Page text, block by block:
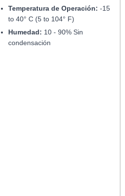
Temperatura de Operación: -15
to 40° C (5 to 104° F)
Humedad: 10 - 90% Sin
condensación